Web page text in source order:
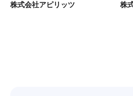
株式会社アピリッツ 株